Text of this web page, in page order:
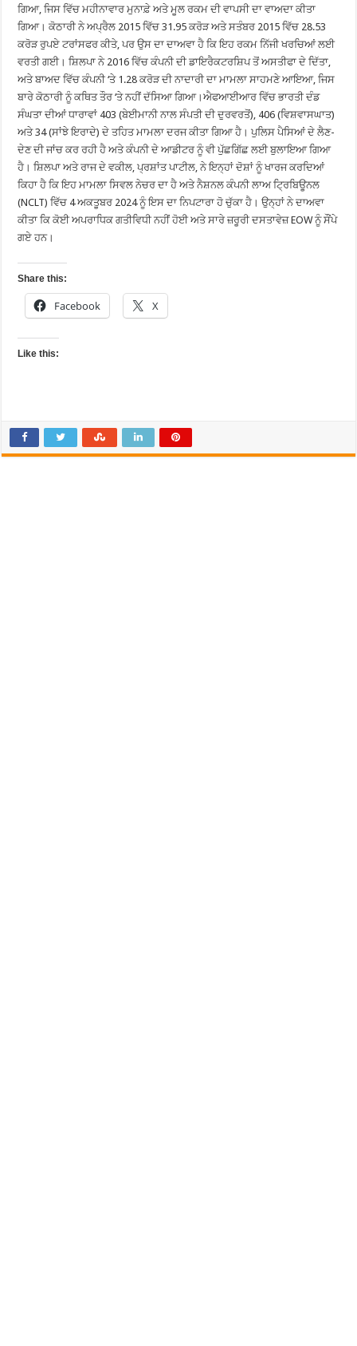
ਗਿਆ, ਜਿਸ ਵਿੱਚ ਮਹੀਨਾਵਾਰ ਮੁਨਾਫ਼ੇ ਅਤੇ ਮੂਲ ਰਕਮ ਦੀ ਵਾਪਸੀ ਦਾ ਵਾਅਦਾ ਕੀਤਾ
ਗਿਆ। ਕੋਠਾਰੀ ਨੇ ਅਪ੍ਰੈਲ 2015 ਵਿੱਚ 31.95 ਕਰੋੜ ਅਤੇ ਸਤੰਬਰ 2015 ਵਿੱਚ 28.53
ਕਰੋੜ ਰੁਪਏ ਟਰਾਂਸਫਰ ਕੀਤੇ, ਪਰ ਉਸ ਦਾ ਦਾਅਵਾ ਹੈ ਕਿ ਇਹ ਰਕਮ ਨਿੱਜੀ ਖਰਚਿਆਂ ਲਈ
ਵਰਤੀ ਗਈ। ਸ਼ਿਲਪਾ ਨੇ 2016 ਵਿੱਚ ਕੰਪਨੀ ਦੀ ਡਾਇਰੈਕਟਰਸ਼ਿਪ ਤੋਂ ਅਸਤੀਫਾ ਦੇ ਦਿੱਤਾ,
ਅਤੇ ਬਾਅਦ ਵਿੱਚ ਕੰਪਨੀ ‘ਤੇ 1.28 ਕਰੋੜ ਦੀ ਨਾਦਾਰੀ ਦਾ ਮਾਮਲਾ ਸਾਹਮਣੇ ਆਇਆ, ਜਿਸ
ਬਾਰੇ ਕੋਠਾਰੀ ਨੂੰ ਕਥਿਤ ਤੌਰ ‘ਤੇ ਨਹੀਂ ਦੱਸਿਆ ਗਿਆ।ਐਫਆਈਆਰ ਵਿੱਚ ਭਾਰਤੀ ਦੰਡ
ਸੰਘਤਾ ਦੀਆਂ ਧਾਰਾਵਾਂ 403 (ਬੇਈਮਾਨੀ ਨਾਲ ਸੰਪਤੀ ਦੀ ਦੁਰਵਰਤੋਂ), 406 (ਵਿਸ਼ਵਾਸਘਾਤ)
ਅਤੇ 34 (ਸਾਂਝੇ ਇਰਾਦੇ) ਦੇ ਤਹਿਤ ਮਾਮਲਾ ਦਰਜ ਕੀਤਾ ਗਿਆ ਹੈ। ਪੁਲਿਸ ਪੈਸਿਆਂ ਦੇ ਲੈਣ-
ਦੇਣ ਦੀ ਜਾਂਚ ਕਰ ਰਹੀ ਹੈ ਅਤੇ ਕੰਪਨੀ ਦੇ ਆਡੀਟਰ ਨੂੰ ਵੀ ਪੁੱਛਗਿੱਛ ਲਈ ਬੁਲਾਇਆ ਗਿਆ
ਹੈ। ਸ਼ਿਲਪਾ ਅਤੇ ਰਾਜ ਦੇ ਵਕੀਲ, ਪ੍ਰਸ਼ਾਂਤ ਪਾਟੀਲ, ਨੇ ਇਨ੍ਹਾਂ ਦੋਸ਼ਾਂ ਨੂੰ ਖਾਰਜ ਕਰਦਿਆਂ
ਕਿਹਾ ਹੈ ਕਿ ਇਹ ਮਾਮਲਾ ਸਿਵਲ ਨੇਚਰ ਦਾ ਹੈ ਅਤੇ ਨੈਸ਼ਨਲ ਕੰਪਨੀ ਲਾਅ ਟ੍ਰਿਬਿਊਨਲ
(NCLT) ਵਿੱਚ 4 ਅਕਤੂਬਰ 2024 ਨੂੰ ਇਸ ਦਾ ਨਿਪਟਾਰਾ ਹੋ ਚੁੱਕਾ ਹੈ। ਉਨ੍ਹਾਂ ਨੇ ਦਾਅਵਾ
ਕੀਤਾ ਕਿ ਕੋਈ ਅਪਰਾਧਿਕ ਗਤੀਵਿਧੀ ਨਹੀਂ ਹੋਈ ਅਤੇ ਸਾਰੇ ਜ਼ਰੂਰੀ ਦਸਤਾਵੇਜ਼ EOW ਨੂੰ ਸੌਂਪੇ
ਗਏ ਹਨ।
Share this:
Facebook X
Like this: